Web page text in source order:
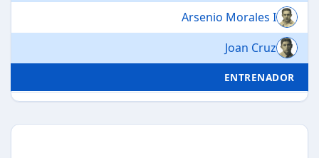
Arsenio Morales I
Joan Cruz
ENTRENADOR